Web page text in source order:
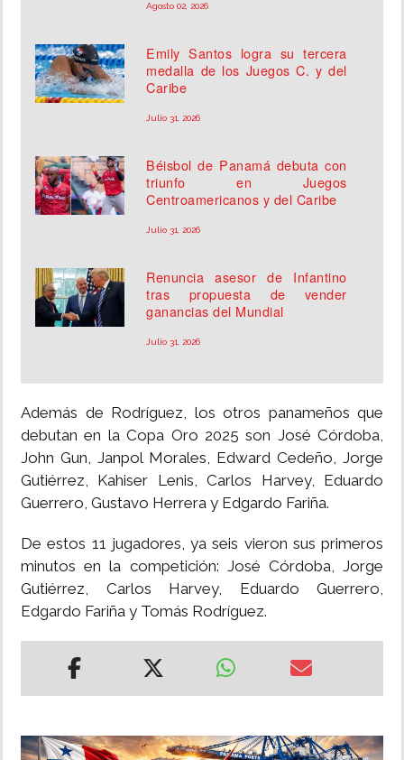
Agosto 02, 2026
Emily Santos logra su tercera
medalla de los Juegos C. y del
Caribe
Julio 31, 2026
Béisbol de Panamá debuta con
triunfo en Juegos
Centroamericanos y del Caribe
Julio 31, 2026
Renuncia asesor de Infantino
tras propuesta de vender
ganancias del Mundial
Julio 31, 2026
Además de Rodríguez, los otros panameños que
debutan en la Copa Oro 2025 son José Córdoba,
John Gun, Janpol Morales, Edward Cedeño, Jorge
Gutiérrez, Kahiser Lenis, Carlos Harvey, Eduardo
Guerrero, Gustavo Herrera y Edgardo Fariña.
De estos 11 jugadores, ya seis vieron sus primeros
minutos en la competición: José Córdoba, Jorge
Gutiérrez, Carlos Harvey, Eduardo Guerrero,
Edgardo Fariña y Tomás Rodríguez.